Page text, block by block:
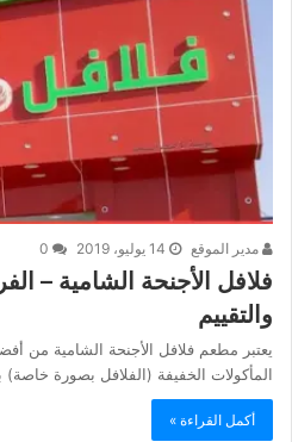
مدير الموقع 14 يوليو، 2019
فلافل الأجنحة الشامية –
والتقييم
يعتبر مطعم فلافل الأجنحة الشامية من
المأكولات الخفيفة (الفلافل بصورة
أكمل القراءة »